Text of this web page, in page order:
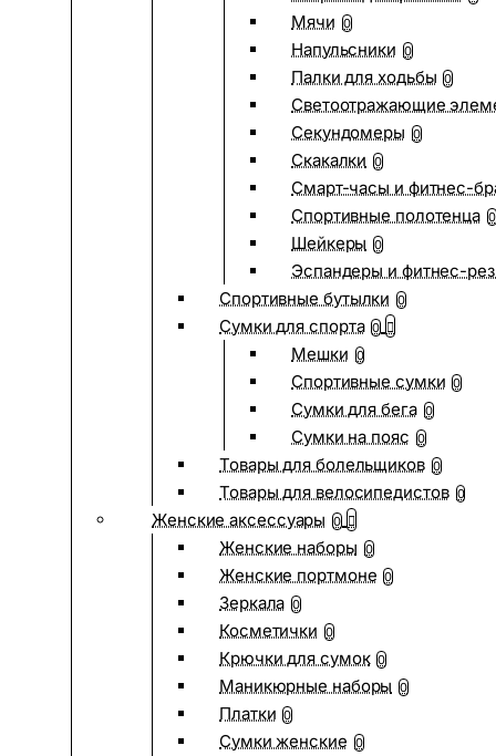
Мячи 0
Напульсники 0
Палки для ходьбы 0
Светоотражающие
Секундомеры 0
Скакалки 0
Смарт-часы и фитнес-
Спортивные полотенца 0
Шейкеры 0
Эспандеры и фитнес-
Спортивные бутылки 0
Сумки для спорта 0
Мешки 0
Спортивные сумки 0
Сумки для бега 0
Сумки на пояс 0
Товары для болельщиков 0
Товары для велосипедистов 0
Женские аксессуары 0
Женские наборы 0
Женские портмоне 0
Зеркала 0
Косметички 0
Крючки для сумок 0
Маникюрные наборы 0
Платки 0
Сумки женские 0